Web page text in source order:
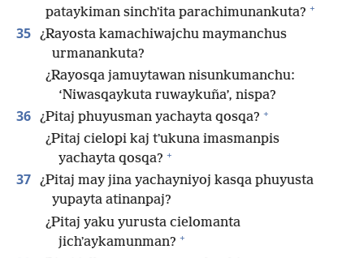
pataykiman sinchʼita parachimunankuta? +
35 ¿Rayosta kamachiwajchu maymanchus
urmanankuta?
¿Rayosqa jamuytawan nisunkumanchu:
‘Niwasqaykuta ruwaykuña’, nispa?
36 ¿Pitaj phuyusman yachayta qosqa? +
¿Pitaj cielopi kaj tʼukuna imasmanpis
yachayta qosqa? +
37 ¿Pitaj may jina yachayniyoj kasqa phuyusta
yupayta atinanpaj?
¿Pitaj yaku yurusta cielomanta
jichʼaykamunman? +